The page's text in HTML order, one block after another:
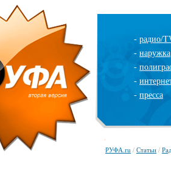
- радио/
- наружка
-
-
- пресса
РУФА.ru / Статьи /